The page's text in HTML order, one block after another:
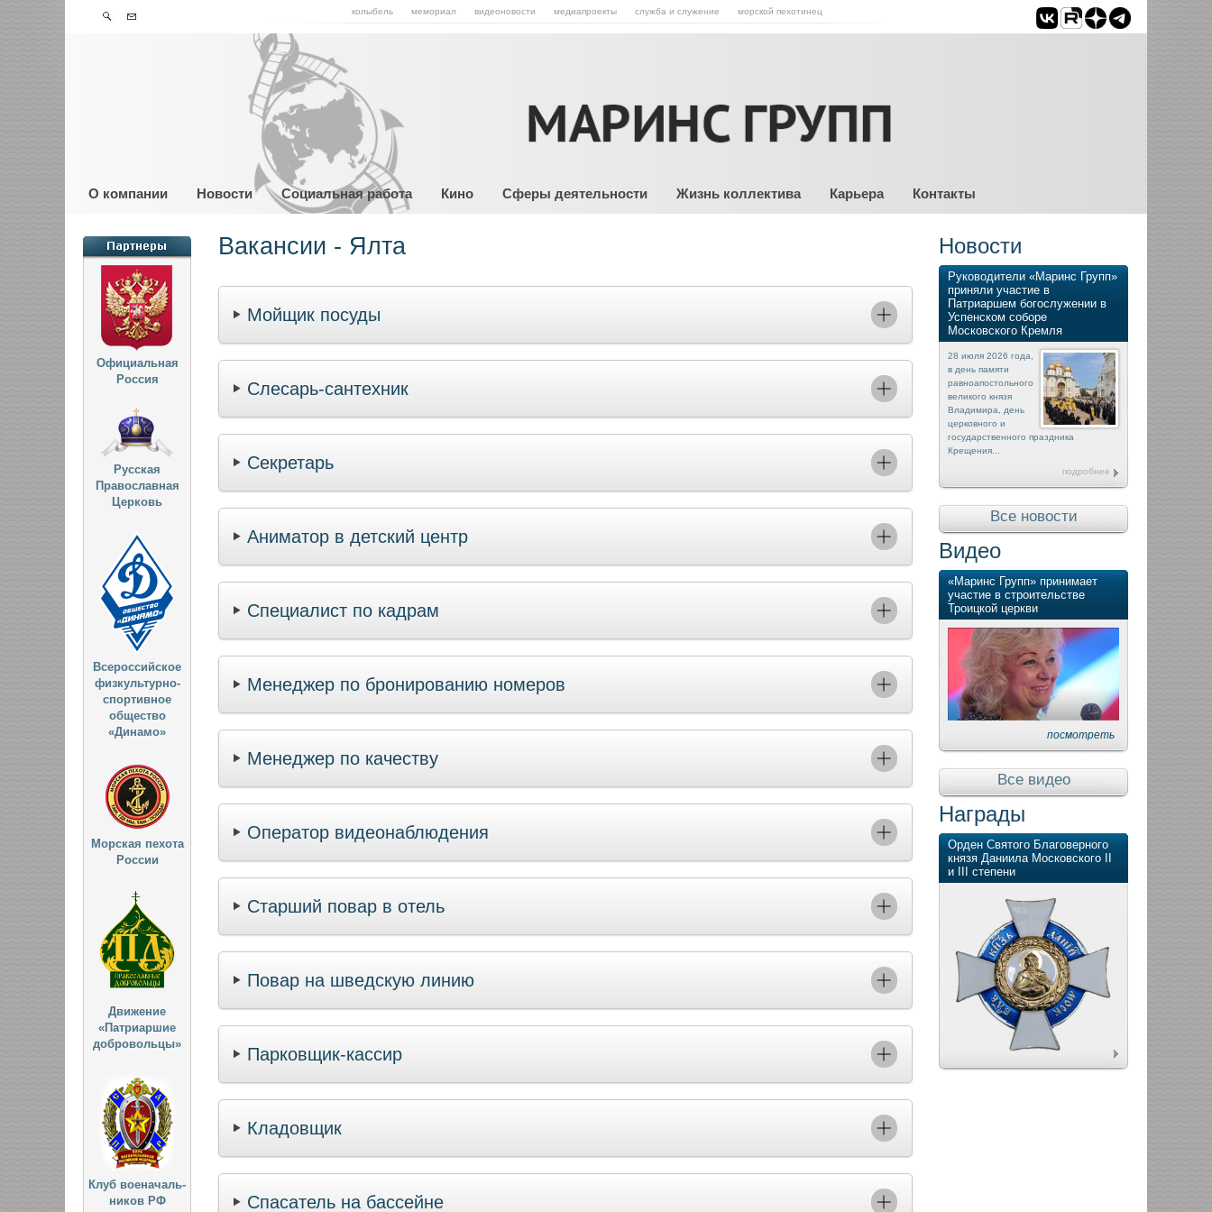
колыбель мемориал видеоновости медиапроекты служба и служение морской пехотинец
О компании Новости Социальная работа Кино Сферы деятельности Жизнь коллектива Карьера Контакты
Вакансии - Ялта
Мойщик посуды
Слесарь-сантехник
Секретарь
Аниматор в детский центр
Специалист по кадрам
Менеджер по бронированию номеров
Менеджер по качеству
Оператор видеонаблюдения
Старший повар в отель
Повар на шведскую линию
Парковщик-кассир
Кладовщик
Спасатель на бассейне
Официальная
Россия
Русская
Православная
Церковь
Всероссийское
физкультурно-
спортивное
общество
«Динамо»
Морская пехота
России
Движение
«Патриаршие
добровольцы»
Клуб военачаль-
ников РФ
Новости
Руководители «Маринс Групп»
приняли участие в
Патриаршем богослужении в
Успенском соборе
Московского Кремля
28 июля 2026 года,
в день памяти
равноапостольного
великого князя
Владимира, день
церковного и
государственного праздника
Крещения...
подробнее
Все новости
Видео
«Маринс Групп» принимает
участие в строительстве
Троицкой церкви
посмотреть
Все видео
Награды
Орден Святого Благоверного
князя Даниила Московского II
и III степени